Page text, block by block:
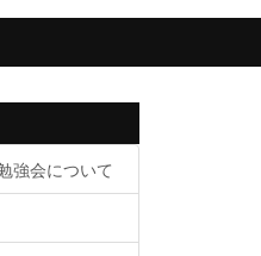
強会について